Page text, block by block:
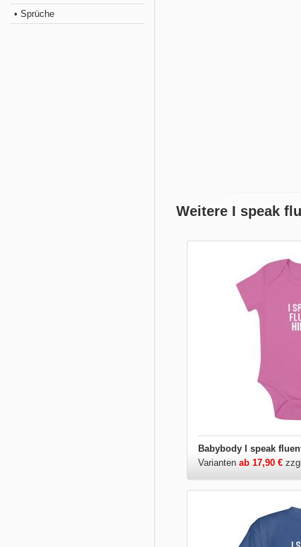
• Sprüche
Weitere I speak
Babybody I speak
Varianten ab 17,90 €